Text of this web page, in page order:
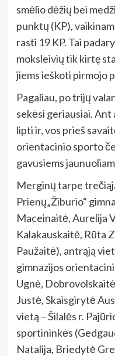
smėlio dėžių bei
punktų (KP),
rasti 19 KP. Tai
moksleivių tik kirtę
jiems ieškoti pirmojo
Pagaliau, po trijų
sekėsi geriausiai.
lipti ir, vos prieš
orientacinio sporto
gavusiems
Merginų tarpe
Prienų„Žiburio“
Maceinaitė, Aurelija
Kalakauskaitė, Rūta
Paužaitė), antrąją
gimnazijos
Ugnė,
Justė, Skaisgirytė
vietą – Šilalės r.
sportininkės
Natalija, Briedytė